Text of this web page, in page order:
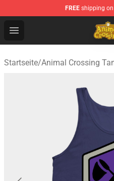
FREE shipping
Open menu
Animal Crossing Shop -
Startseite/Animal Crossing